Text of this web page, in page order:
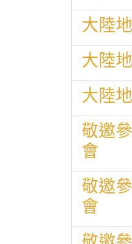
大陸
大陸
大陸
敬邀
會
敬邀
會